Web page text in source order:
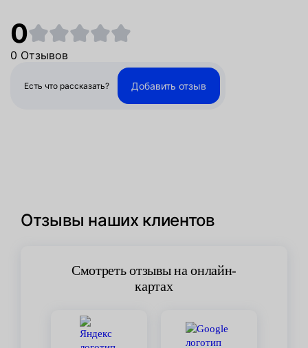
0
0 Отзывов
Есть что рассказать? Добавить отзыв
Отзывы наших клиентов
Смотреть отзывы на онлайн-
картах